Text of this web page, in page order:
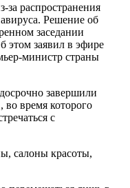
распространения
Решение об
заседании
этом заявил в эфире
министр страны
завершили
время которого
с
салоны красоты,